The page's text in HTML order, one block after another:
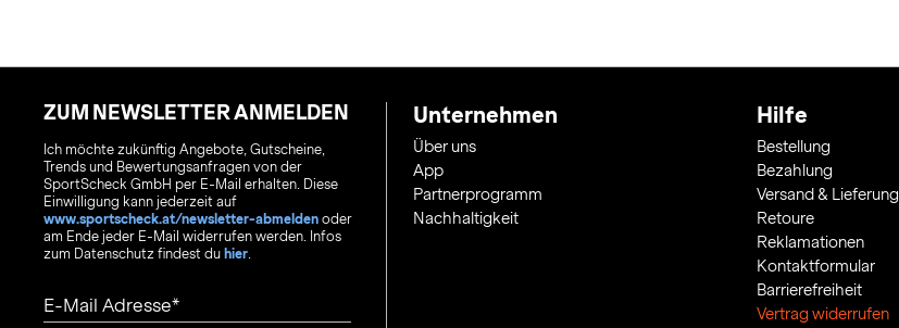
ZUM NEWSLETTER ANMELDEN
Ich möchte zukünftig Angebote, Gutscheine,
Trends und Bewertungsanfragen von der
SportScheck GmbH per E-Mail erhalten. Diese
Einwilligung kann jederzeit auf
www.sportscheck.at/newsletter-abmelden oder
am Ende jeder E-Mail widerrufen werden. Infos
zum Datenschutz findest du hier.
E-Mail Adresse
Unternehmen
Über uns
App
Partnerprogramm
Nachhaltigkeit
Hilfe
Bestellung
Bezahlung
Versand & Lieferung
Retoure
Reklamationen
Kontaktformular
Barrierefreiheit
Vertrag widerrufen